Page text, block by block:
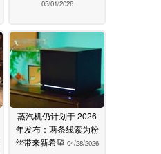
05/01/2026
蒸汽机仍计划于 2026
年发布：两条线索为粉
丝带来新希望 04/28/2026